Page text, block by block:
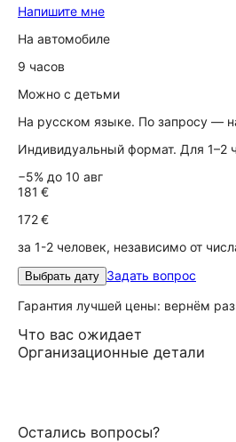
Напишите мне
На автомобиле
9 часов
Можно с детьми
На русском языке. По запросу —
Индивидуальный формат. Для 1–2
−5% до 10 авг
181 €
172 €
за 1-2 человек, независимо от
Выбрать дату Задать вопрос
Гарантия лучшей цены: вернём
Что вас ожидает
Организационные детали
Остались вопросы?